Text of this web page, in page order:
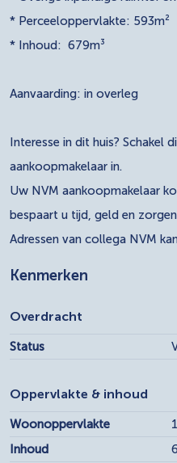
* Perceeloppervlakte: 593m²
* Inhoud: 679m³
Aanvaarding: in overleg
Interesse in dit huis? Schakel
aankoopmakelaar in.
Uw NVM aankoopmakelaar
bespaart u tijd, geld en
Adressen van collega NVM
Kenmerken
Overdracht
Status
Oppervlakte & inhoud
Woonoppervlakte
Inhoud